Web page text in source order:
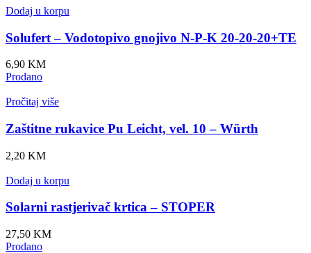
Dodaj u korpu
Solufert – Vodotopivo gnojivo N-P-K 20-20-20+TE
6,90 KM
Prodano
Pročitaj više
Zaštitne rukavice Pu Leicht, vel. 10 – Würth
2,20 KM
Dodaj u korpu
Solarni rastjerivač krtica – STOPER
27,50 KM
Prodano